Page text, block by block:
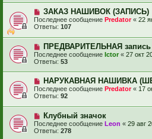
ЗАКАЗ НАШИВОК (ЗАПИСЬ)
Последнее сообщение Predator« 22
Ответы: 107
ПРЕДВАРИТЕЛЬНАЯ запись
Последнее сообщение Ictor « 27 окт
Ответы: 53
НАРУКАВНАЯ НАШИВКА
Последнее сообщение Predator« 17
Ответы: 92
Клубный значок
Последнее сообщение Leon « 29 авг
Ответы: 278